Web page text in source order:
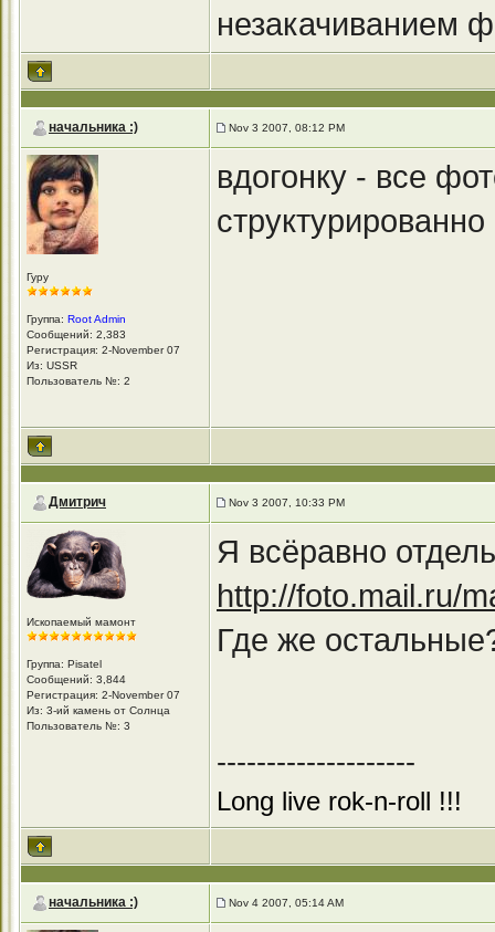
незакачиванием
начальника :) Nov 3 2007, 08:12 PM
Гуру
Группа: Root Admin
Сообщений: 2,383
Регистрация: 2-November 07
Из: USSR
Пользователь №: 2
вдогонку - все
Дмитрич Nov 3 2007, 10:33 PM
Ископаемый мамонт
Группа: Pisatel
Сообщений: 3,844
Регистрация: 2-November 07
Из: 3-ий камень от Солнца
Пользователь №: 3
Я всёравно
http://foto.mail.ru/
Где же
--------------------
Long live rok-n-roll !!!
начальника :) Nov 4 2007, 05:14 AM